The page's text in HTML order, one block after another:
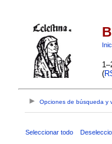
(
Opciones de búsqueda y
Seleccionar todo